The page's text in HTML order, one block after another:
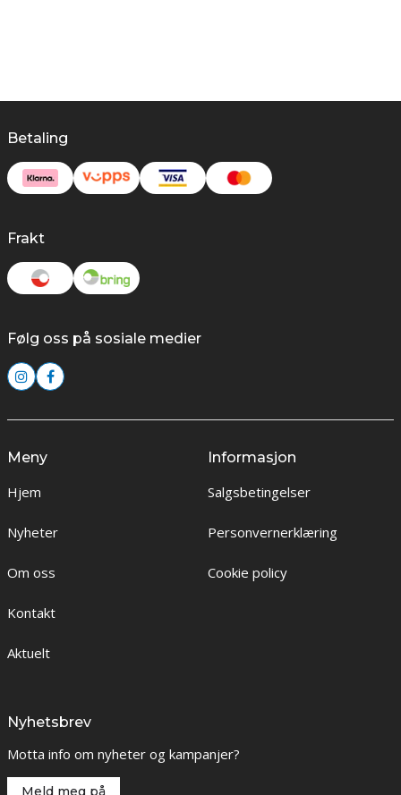
Betaling
Frakt
Følg oss på sosiale medier
Meny
Hjem
Nyheter
Om oss
Kontakt
Aktuelt
Informasjon
Salgsbetingelser
Personvernerklæring
Cookie policy
Nyhetsbrev
Motta info om nyheter og kampanjer?
Meld meg på